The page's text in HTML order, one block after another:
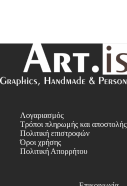
Λογαριασμός
Τρόποι πληρωμής και αποστολής
Πολιτική επιστροφών
Όροι χρήσης
Πολιτική Απορρήτου